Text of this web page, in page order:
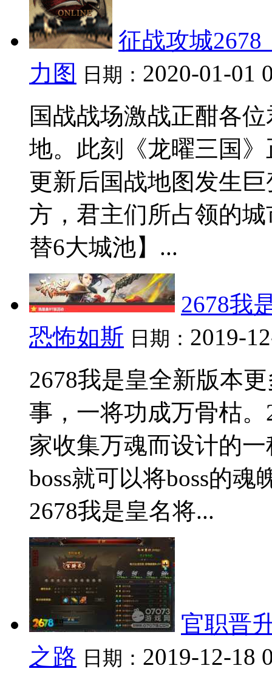
征战攻城
力图
日期： 2020-01-01
国战战场激战正酣各
地。此刻《龙曜三国
更新后国战地图发生
方，君主们所占领的
替6大城池】...
2678我
恐怖如斯 日期： 2019-
2678我是皇全新版本
事，一将功成万骨枯
家收集万魂而设计的
boss就可以将boss的
2678我是皇名将...
官职晋
之路 日期： 2019-12-18